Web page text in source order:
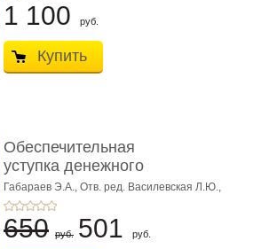
1 100 руб.
Купить
Обеспечительная
уступка денежного
требования ...
Габараев Э.А., Отв. ред. Василевская Л.Ю.,
вступ. сл. Каретина М.Г.
650 руб. 501 руб.